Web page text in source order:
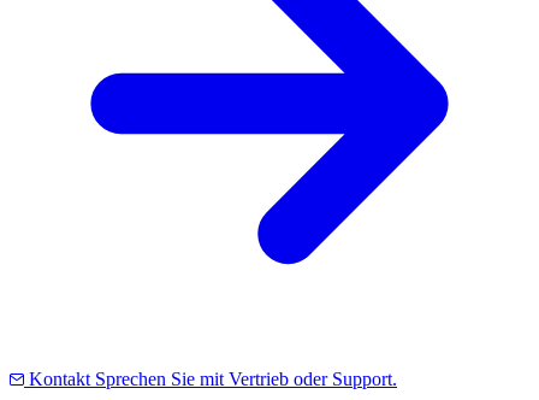
Kontakt Sprechen Sie mit Vertrieb oder Support.